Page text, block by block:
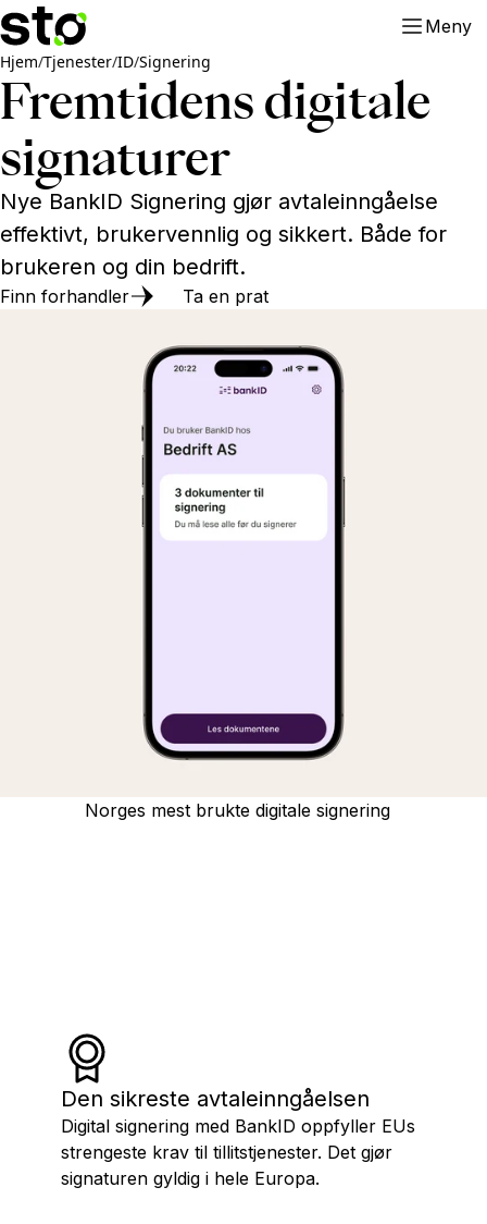
Meny
Hjem/Tjenester/ID/Signering
Fremtidens digitale
signaturer
Nye BankID Signering gjør avtaleinngåelse
effektivt, brukervennlig og sikkert. Både for
brukeren og din bedrift.
Finn forhandler Ta en prat
Norges mest brukte digitale signering
Den sikreste avtaleinngåelsen
Digital signering med BankID oppfyller EUs
strengeste krav til tillitstjenester. Det gjør
signaturen gyldig i hele Europa.